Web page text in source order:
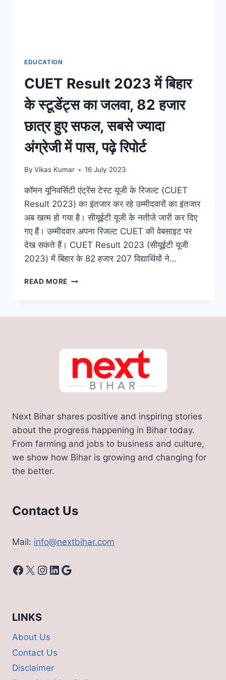
EDUCATION
CUET Result 2023 में बिहार
के स्टूडेंट्स का जलवा, 82 हजार
छात्र हुए सफल, सबसे ज्यादा
अंग्रेजी में पास, पढ़े रिपोर्ट
By Vikas Kumar 16 July 2023
कॉमन यूनिवर्सिटी एंट्रेंस टेस्ट यूजी के रिजल्ट (CUET
Result 2023) का इंतजार कर रहे उम्मीदवारों का इंतजार
अब खत्म हो गया है। सीयूईटी यूजी के नतीजे जारी कर दिए
गए हैं। उम्मीदवार अपना रिजल्ट CUET की वेबसाइट पर
देख सकते हैं। CUET Result 2023 (सीयूईटी यूजी
2023) में बिहार के 82 हजार 207 विद्यार्थियों ने…
READ MORE CUET
जलवा,
हजार
सफल,
सबसे
ज्यादा
अंग्रेजी
में
Next Bihar shares positive and inspiring stories
about the progress happening in Bihar today.
From farming and jobs to business and culture,
we show how Bihar is growing and changing for
the better.
Contact Us
Mail: info@nextbihar.com
Facebook
X Instagram
LinkedIn
Google
LINKS
About Us
Contact Us
Disclaimer